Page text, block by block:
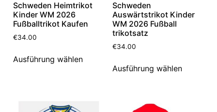
Schweden Heimtrikot
Kinder WM 2026
Fußballtrikot Kaufen
€34.00
Ausführung wählen
Schweden
Auswärtstrikot Kinder
WM 2026 Fußball
trikotsatz
€34.00
Ausführung wählen